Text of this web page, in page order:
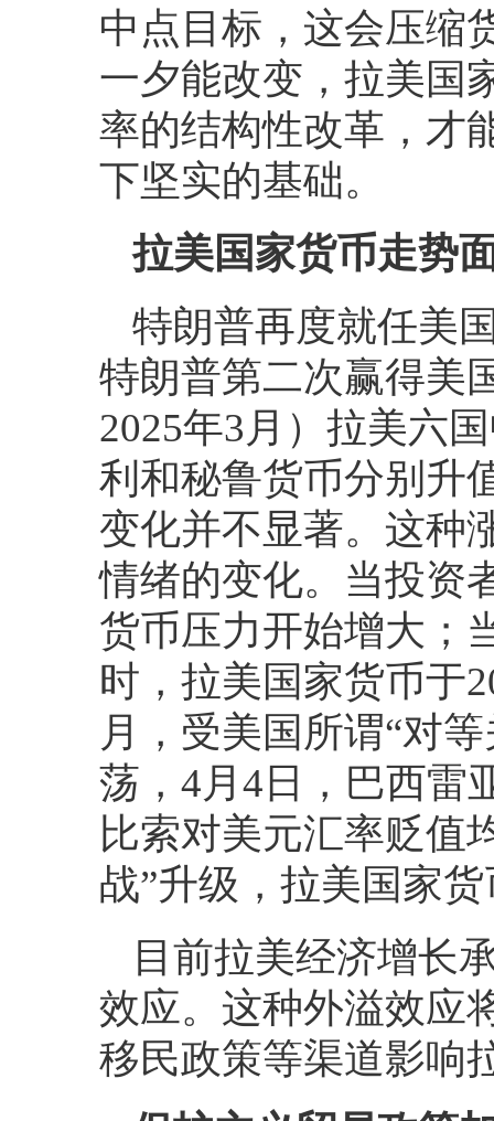
中点目标，这会压缩
一夕能改变，拉美国
率的结构性改革，才
下坚实的基础。
拉美国家货币走势
特朗普再度就任美
特朗普第二次赢得美
2025年3月）拉美六
利和秘鲁货币分别升
变化并不显著。这种
情绪的变化。当投资
货币压力开始增大；
时，拉美国家货币于
月，受美国所谓“对
荡，4月4日，巴西雷
比索对美元汇率贬值
战”升级，拉美国家
目前拉美经济增长
效应。这种外溢效应
移民政策等渠道影响